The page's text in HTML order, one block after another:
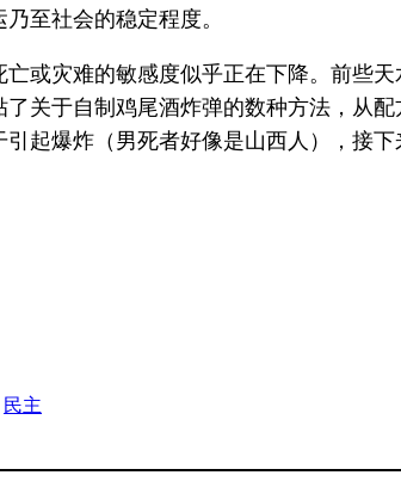
至社会的稳定程度。
或灾难的敏感度似乎正在下降。前些
关于自制鸡尾酒炸弹的数种方法，从
起爆炸（男死者好像是山西人），接下
民主